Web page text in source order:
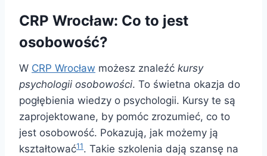
CRP Wrocław: Co to jest
osobowość?
W CRP Wrocław możesz znaleźć kursy
psychologii osobowości. To świetna okazja do
pogłębienia wiedzy o psychologii. Kursy te są
zaprojektowane, by pomóc zrozumieć, co to
jest osobowość. Pokazują, jak możemy ją
kształtować11. Takie szkolenia dają szansę na